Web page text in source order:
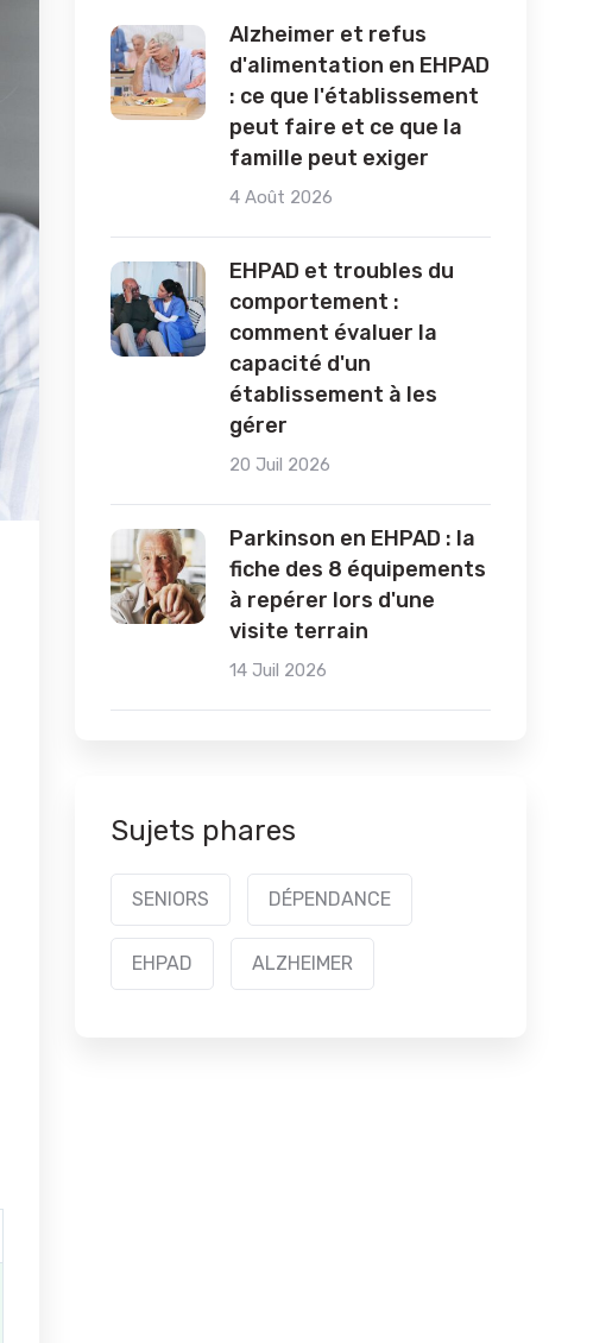
Alzheimer et refus
d'alimentation en EHPAD
: ce que l'établissement
peut faire et ce que la
famille peut exiger
4 Août 2026
EHPAD et troubles du
comportement :
comment évaluer la
capacité d'un
établissement à les
gérer
20 Juil 2026
Parkinson en EHPAD : la
fiche des 8 équipements
à repérer lors d'une
visite terrain
14 Juil 2026
Sujets phares
SENIORS DÉPENDANCE
EHPAD ALZHEIMER